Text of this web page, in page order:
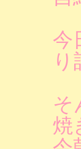
今
そ
焼